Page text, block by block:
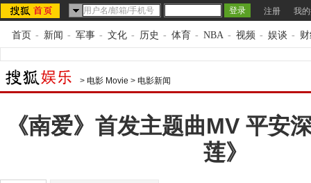
注册 我
首页 - 新闻 - 军事 - 文化 - 历史 - 体育 - NBA - 视频 - 娱谈 -
> 电影 Movie > 电影新闻
《南爱》首发主题曲MV 平安
莲》